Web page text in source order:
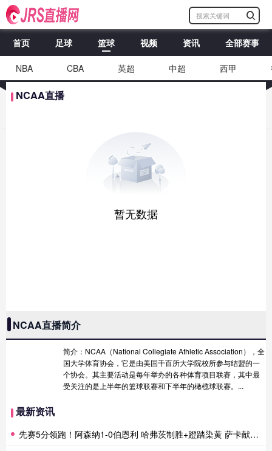
首页 足球 篮球 视频 资讯 全部赛事
NBA CBA 英超 中超 西甲
NCAA直播
暂无数据
NCAA直播简介
简介：NCAA（National Collegiate Athletic Association），全
国大学体育协会，它是由美国千百所大学院校所参与结盟的一
个协会。其主要活动是每年举办的各种体育项目联赛，其中最
受关注的是上半年的篮球联赛和下半年的橄榄球联赛。...
最新资讯
先赛5分领跑！阿森纳1-0伯恩利 哈弗茨制胜+蹬踏染黄 萨卡献助攻